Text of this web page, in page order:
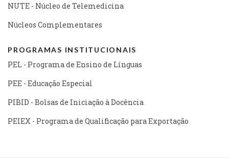
NUTE - Núcleo de Telemedicina
Núcleos Complementares
PROGRAMAS INSTITUCIONAIS
PEL - Programa de Ensino de Línguas
PEE - Educação Especial
PIBID - Bolsas de Iniciação à Docência
PEIEX - Programa de Qualificação para Exportação